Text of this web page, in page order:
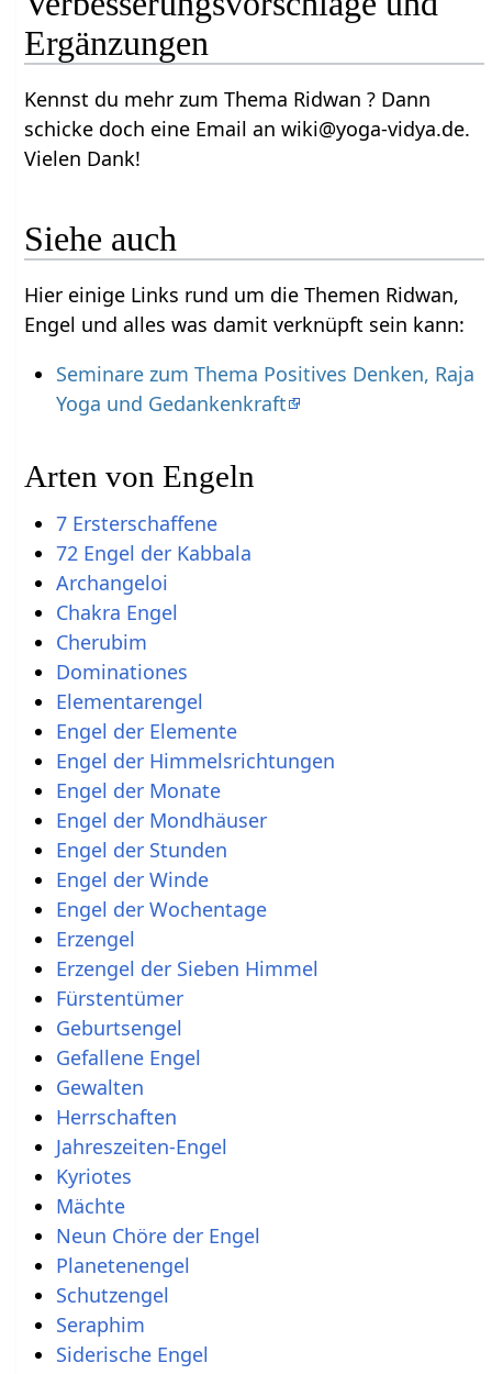
Ergänzungen
Kennst du mehr zum Thema Ridwan ? Dann
schicke doch eine Email an wiki@yoga-vidya.de.
Vielen Dank!
Siehe auch
Hier einige Links rund um die Themen Ridwan,
Engel und alles was damit verknüpft sein kann:
Seminare zum Thema Positives Denken, Raja
Yoga und Gedankenkraft
Arten von Engeln
7 Ersterschaffene
72 Engel der Kabbala
Archangeloi
Chakra Engel
Cherubim
Dominationes
Elementarengel
Engel der Elemente
Engel der Himmelsrichtungen
Engel der Monate
Engel der Mondhäuser
Engel der Stunden
Engel der Winde
Engel der Wochentage
Erzengel
Erzengel der Sieben Himmel
Fürstentümer
Geburtsengel
Gefallene Engel
Gewalten
Herrschaften
Jahreszeiten-Engel
Kyriotes
Mächte
Neun Chöre der Engel
Planetenengel
Schutzengel
Seraphim
Siderische Engel